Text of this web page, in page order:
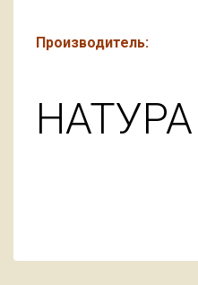
Производитель: